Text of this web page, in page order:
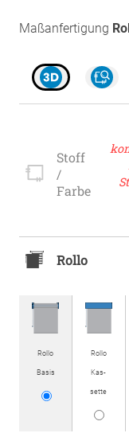
Maßanfertigung
Stoff
/
Farbe
Rollo
Rollo
Basis
Rollo
Kas­
sette